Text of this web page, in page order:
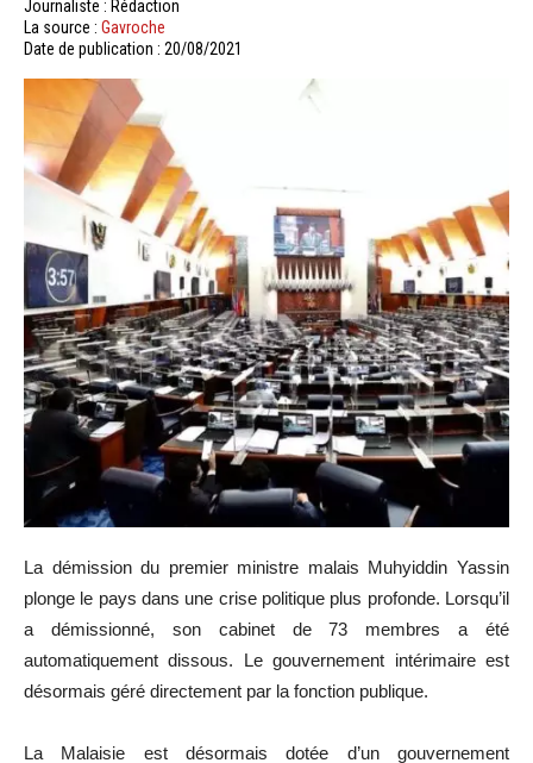
Journaliste : Rédaction
La source : Gavroche
Date de publication : 20/08/2021
La démission du premier ministre malais Muhyiddin Yassin
plonge le pays dans une crise politique plus profonde. Lorsqu’il
a démissionné, son cabinet de 73 membres a été
automatiquement dissous. Le gouvernement intérimaire est
désormais géré directement par la fonction publique.
La Malaisie est désormais dotée d’un gouvernement